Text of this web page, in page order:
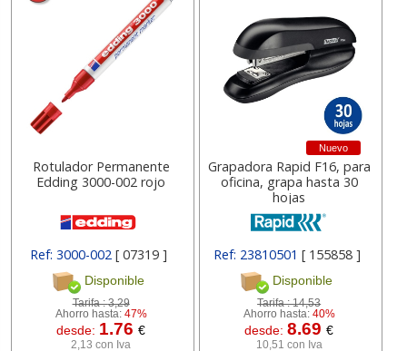
Rotulador Permanente
Edding 3000-002 rojo
Ref: 3000-002 [ 07319 ]
Disponible
Tarifa :3,29
Ahorro hasta: 47%
desde: 1.76€
2,13 con Iva
Nuevo
Grapadora Rapid F16, para
oficina, grapa hasta 30
hojas
Ref: 23810501 [ 155858 ]
Disponible
Tarifa :14,53
Ahorro hasta: 40%
desde:8.69€
10,51 con Iva